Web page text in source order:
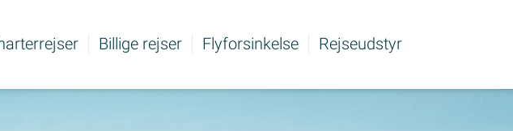
Billige rejser Flyforsinkelse Rejseudstyr